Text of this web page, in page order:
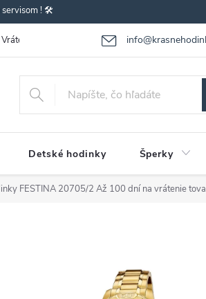
servisom ! 🛠️
Vrátenie-výmena tovaru Reklamácia tovaru
Detské hodinky Šperky
FESTINA 20705/2 Až 100 dní na vrátenie